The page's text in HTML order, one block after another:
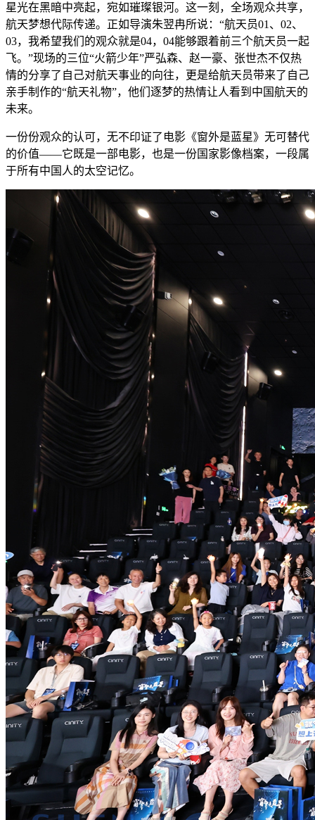
星光在黑暗中亮起，宛如璀璨银河。这一刻，全场观众共享，
航天梦想代际传递。正如导演朱翌冉所说：“航天员01、02、
03，我希望我们的观众就是04，04能够跟着前三个航天员一起
飞。”现场的三位“火箭少年”严弘森、赵一豪、张世杰不仅热
情的分享了自己对航天事业的向往，更是给航天员带来了自己
亲手制作的“航天礼物”，他们逐梦的热情让人看到中国航天的
未来。
一份份观众的认可，无不印证了电影《窗外是蓝星》无可替代
的价值——它既是一部电影，也是一份国家影像档案，一段属
于所有中国人的太空记忆。